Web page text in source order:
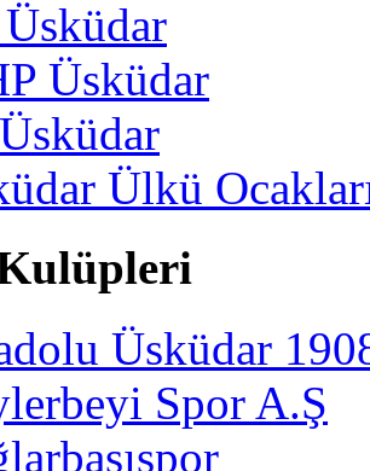
Üsküdar
Ülkü
Üsküdar
Spor A.Ş